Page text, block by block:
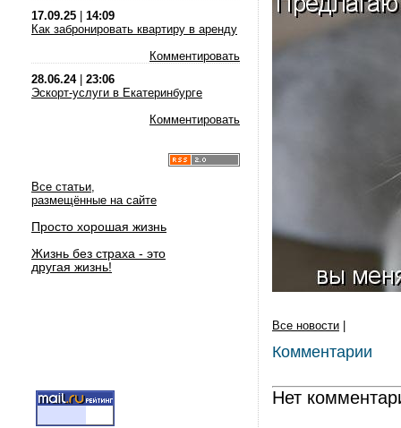
17.09.25
14:09
Как забронировать квартиру в аренду
Комментировать
28.06.24| 23:06
Эскорт-услуги в Екатеринбурге
Комментировать
Все статьи,
размещённые на сайте
Просто хорошая жизнь
Жизнь без страха - это
другая жизнь!
Все новости
Комментарии
Нет